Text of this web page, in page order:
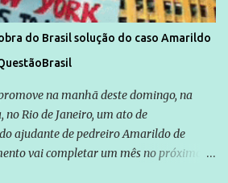
do Brasil solução do caso Amarildo
na manhã deste domingo, na
Rio de Janeiro, um ato de
ajudante de pedreiro Amarildo de
vai completar um mês no próximo